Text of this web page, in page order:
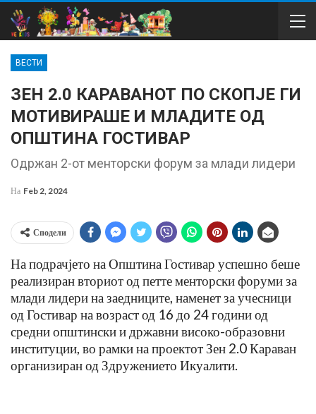
ВЕСТИ
ЗЕН 2.0 КАРАВАНОТ ПО СКОПЈЕ ГИ
МОТИВИРАШЕ И МЛАДИТЕ ОД
ОПШТИНА ГОСТИВАР
Одржан 2-от менторски форум за млади лидери
На Feb 2, 2024
Сподели
На подрачјето на Општина Гостивар успешно беше
реализиран вториот од петте менторски форуми за
млади лидери на заедниците, наменет за учесници
од Гостивар на возраст од 16 до 24 години од
средни општински и државни високо-образовни
институции, во рамки на проектот Зен 2.0 Караван
организиран од Здружението Икуалити.